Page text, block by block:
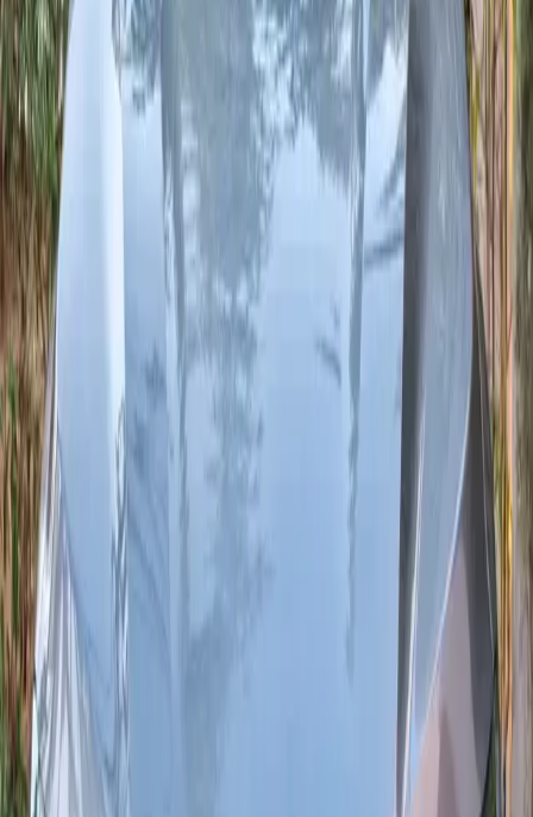
Dacia
Logan
Dacia Logan
Dacia Logan 2026 diesel manuelle : berline spacieuse,
économique et fiable. Idéale pour Agadir, l'aéroport et les
excursions avec un bon volume de coffre.
Places
Boîte
Carburant
À partir de 450 MAD/jour
Livraison 24/7
2025
Dacia
Sandero Stepway TCe 90 X-Tronic
Stepway
Crossover polyvalent et confortable, la Dacia Sandero Stepway
TCe 90 X-Tronic (boîte CVT) offre une conduite souple, une
consommation contenue et une connectivité moderne (Apple
CarPlay / Android Auto selon finition). Idéale pour la ville
comme pour les trajets interurbains à agadir.
Places
Automatique (CVT X-Tronic)
Carburant
À partir de 400 MAD/jour
2025